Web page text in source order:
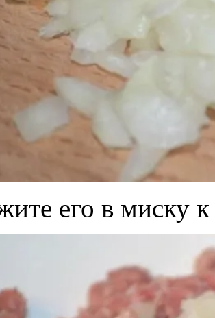
его в миску